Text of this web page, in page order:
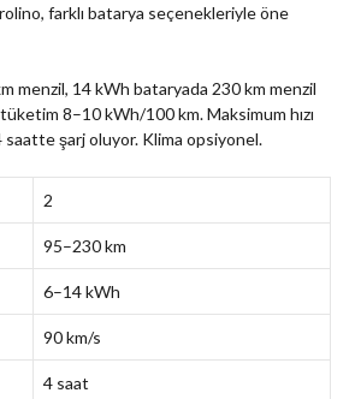
farklı batarya seçenekleriyle öne
menzil, 14 kWh bataryada 230 km menzil
8–10 kWh/100 km. Maksimum hızı
saatte şarj oluyor. Klima opsiyonel.
2
95–230 km
6–14 kWh
90 km/s
4 saat